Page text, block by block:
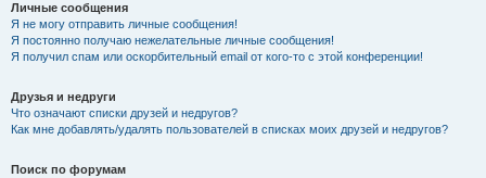
Личные сообщения
Я не могу отправить личные сообщения!
Я постоянно получаю нежелательные личные сообщения!
Я получил спам или оскорбительный email от кого-то с этой конференции!
Друзья и недруги
Что означают списки друзей и недругов?
Как мне добавлять/удалять пользователей в списках моих друзей и недругов?
Поиск по форумам